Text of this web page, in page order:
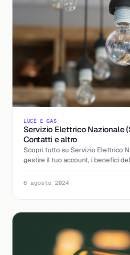
LUCE E GAS
Servizio Elettrico Nazionale
Contatti e altro
Scopri tutto su Servizio Elettrico
gestire il tuo account, i benefici
e il cambiamento verso il mercato
6 agosto 2024